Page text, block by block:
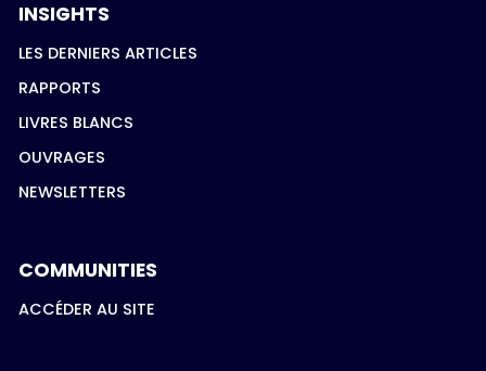
INSIGHTS
LES DERNIERS ARTICLES
RAPPORTS
LIVRES BLANCS
OUVRAGES
NEWSLETTERS
COMMUNITIES
ACCÉDER AU SITE